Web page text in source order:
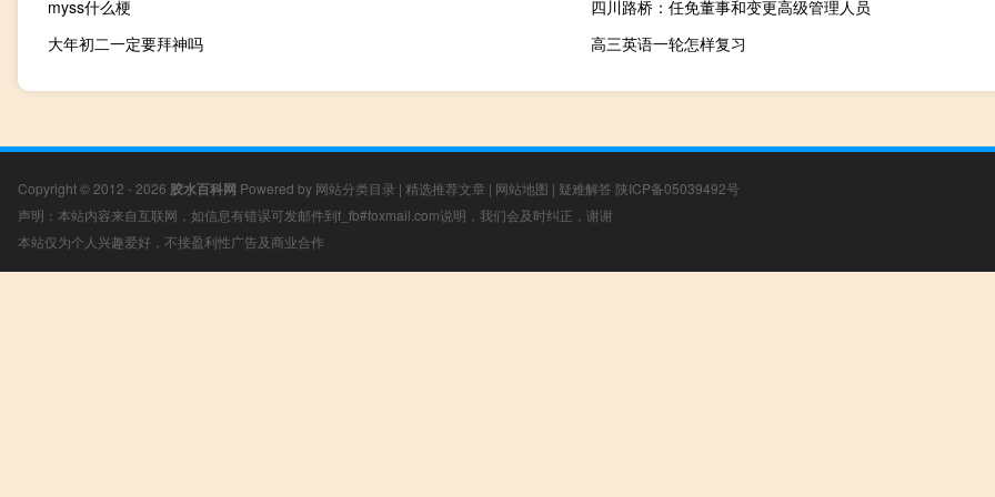
myss什么梗
四川路桥：任免董事和变更高级管理人员
大年初二一定要拜神吗
高三英语一轮怎样复习
Copyright © 2012 - 2026 胶水百科网 Powered by 网站分类目录 | 精选推荐文章 | 网站地图 | 疑难解答 陕ICP备05039492号
声明：本站内容来自互联网，如信息有错误可发邮件到f_fb#foxmail.com说明，我们会及时纠正，谢谢
本站仅为个人兴趣爱好，不接盈利性广告及商业合作